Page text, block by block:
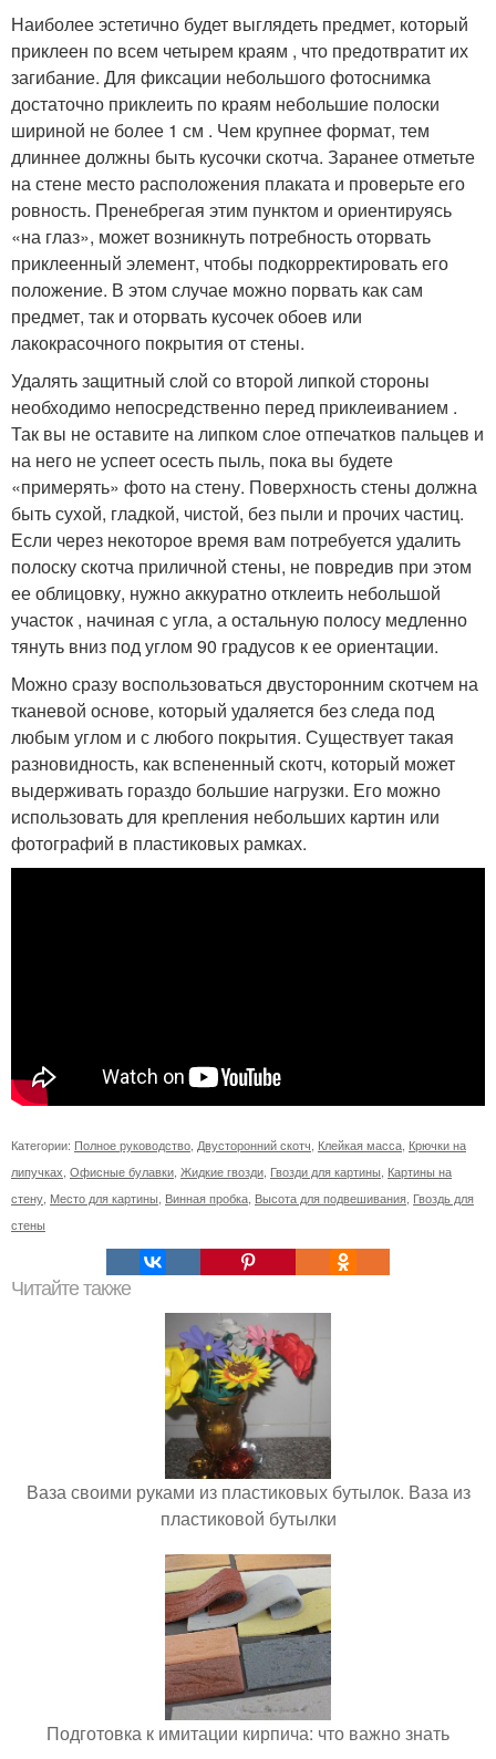
Наиболее эстетично будет выглядеть предмет, который
приклеен по всем четырем краям , что предотвратит их
загибание. Для фиксации небольшого фотоснимка
достаточно приклеить по краям небольшие полоски
шириной не более 1 см . Чем крупнее формат, тем
длиннее должны быть кусочки скотча. Заранее отметьте
на стене место расположения плаката и проверьте его
ровность. Пренебрегая этим пунктом и ориентируясь
«на глаз», может возникнуть потребность оторвать
приклеенный элемент, чтобы подкорректировать его
положение. В этом случае можно порвать как сам
предмет, так и оторвать кусочек обоев или
лакокрасочного покрытия от стены.
Удалять защитный слой со второй липкой стороны
необходимо непосредственно перед приклеиванием .
Так вы не оставите на липком слое отпечатков пальцев и
на него не успеет осесть пыль, пока вы будете
«примерять» фото на стену. Поверхность стены должна
быть сухой, гладкой, чистой, без пыли и прочих частиц.
Если через некоторое время вам потребуется удалить
полоску скотча приличной стены, не повредив при этом
ее облицовку, нужно аккуратно отклеить небольшой
участок , начиная с угла, а остальную полосу медленно
тянуть вниз под углом 90 градусов к ее ориентации.
Можно сразу воспользоваться двусторонним скотчем на
тканевой основе, который удаляется без следа под
любым углом и с любого покрытия. Существует такая
разновидность, как вспененный скотч, который может
выдерживать гораздо большие нагрузки. Его можно
использовать для крепления небольших картин или
фотографий в пластиковых рамках.
Категории: Полное руководство Двусторонний скотч Клейкая масса Крючки на
липучках Офисные булавки Жидкие гвозди Гвозди для картины Картины на
стену Место для картины Винная пробка Высота для подвешивания Гвоздь для
стены
Читайте также
Ваза своими руками из пластиковых бутылок. Ваза из
пластиковой бутылки
Подготовка к имитации кирпича: что важно знать